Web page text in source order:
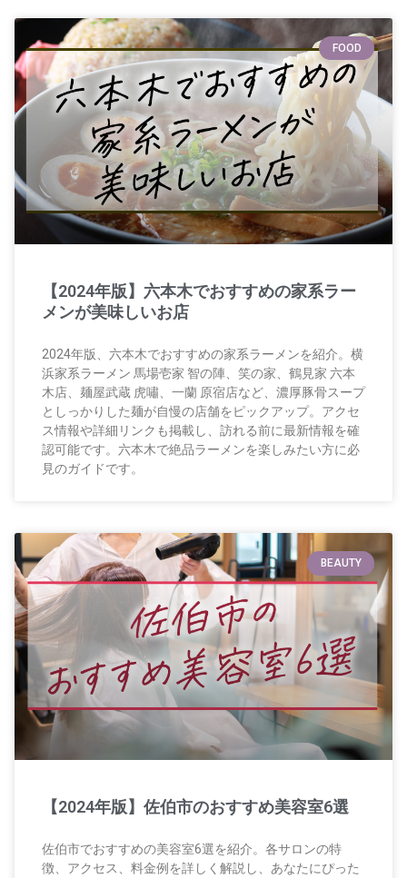
FOOD
【2024年版】六本木でおすすめの家系ラー
メンが美味しいお店
2024年版、六本木でおすすめの家系ラーメンを紹介。横
浜家系ラーメン 馬場壱家 智の陣、笑の家、鶴見家 六本
木店、麺屋武蔵 虎嘯、一蘭 原宿店など、濃厚豚骨スープ
としっかりした麺が自慢の店舗をピックアップ。アクセ
ス情報や詳細リンクも掲載し、訪れる前に最新情報を確
認可能です。六本木で絶品ラーメンを楽しみたい方に必
見のガイドです。
BEAUTY
【2024年版】佐伯市のおすすめ美容室6選
佐伯市でおすすめの美容室6選を紹介。各サロンの特
徴、アクセス、料金例を詳しく解説し、あなたにぴった